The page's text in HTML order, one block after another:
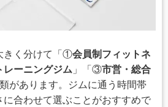
きく分けて「①会員制フィットネ
レーニングジム 」「③市営・総合
があります。ジムに通う時間帯
合わせて選ぶことがおすすめで